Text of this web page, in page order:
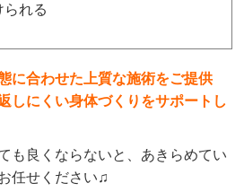
願いできます。
前
らに、不運にもギックリ腰になっ
が、スタッフの方が親身になって
られる
に合わせた上質な施術をご提供
しにくい身体づくりをサポートし
も良くならないと、あきらめてい
任せください♫